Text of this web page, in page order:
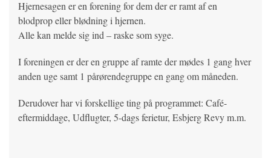
Hjernesagen er en forening for dem der er ramt af en
blodprop eller blødning i hjernen.
Alle kan melde sig ind – raske som syge.
I foreningen er der en gruppe af ramte der mødes 1 gang hver
anden uge samt 1 pårørendegruppe en gang om måneden.
Derudover har vi forskellige ting på programmet: Café-
eftermiddage, Udflugter, 5-dags ferietur, Esbjerg Revy m.m.